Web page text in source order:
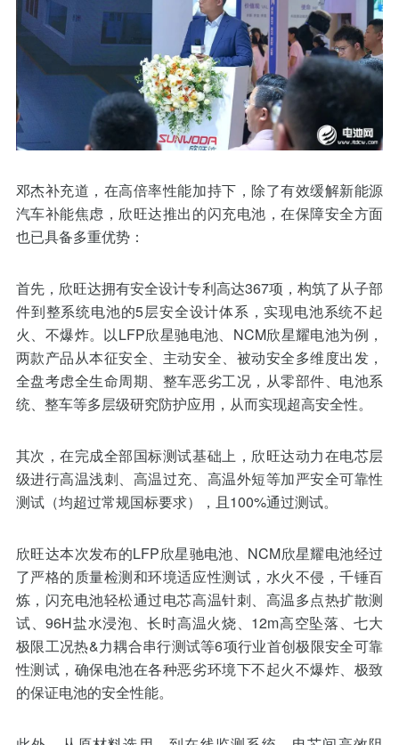
邓杰补充道，在高倍率性能加持下，除了有效缓解新能源
汽车补能焦虑，欣旺达推出的闪充电池，在保障安全方面
也已具备多重优势：
首先，欣旺达拥有安全设计专利高达367项，构筑了从子部
件到整系统电池的5层安全设计体系，实现电池系统不起
火、不爆炸。以LFP欣星驰电池、NCM欣星耀电池为例，
两款产品从本征安全、主动安全、被动安全多维度出发，
全盘考虑全生命周期、整车恶劣工况，从零部件、电池系
统、整车等多层级研究防护应用，从而实现超高安全性。
其次，在完成全部国标测试基础上，欣旺达动力在电芯层
级进行高温浅刺、高温过充、高温外短等加严安全可靠性
测试（均超过常规国标要求），且100%通过测试。
欣旺达本次发布的LFP欣星驰电池、NCM欣星耀电池经过
了严格的质量检测和环境适应性测试，水火不侵，千锤百
炼，闪充电池轻松通过电芯高温针刺、高温多点热扩散测
试、96H盐水浸泡、长时高温火烧、12m高空坠落、七大
极限工况热&力耦合串行测试等6项行业首创极限安全可靠
性测试，确保电池在各种恶劣环境下不起火不爆炸、极致
的保证电池的安全性能。